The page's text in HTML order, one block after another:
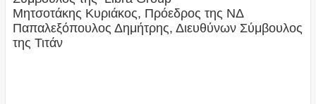
Μητσοτάκης Κυριάκος, Πρόεδρος της ΝΔ
Παπαλεξόπουλος Δημήτρης, Διευθύνων Σύμβουλος
της Τιτάν